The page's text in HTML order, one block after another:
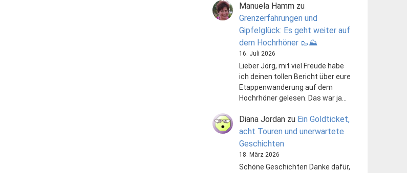
Manuela Hammzu
Grenzerfahrungen und
Gipfelglück: Es geht weiter auf
dem Hochrhöner 🥾⛰️
16. Juli 2026
Lieber Jörg, mit viel Freude habe
ich deinen tollen Bericht über eure
Etappenwanderung auf dem
Hochrhöner gelesen. Das war ja…
Diana Jordanzu Ein Goldticket,
acht Touren und unerwartete
Geschichten
18. März 2026
Schöne Geschichten Danke dafür,